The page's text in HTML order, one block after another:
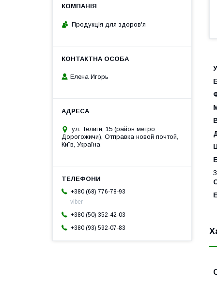
Продукція для здоров'я
Елена Игорь
ул. Телиги, 15 (район метро
Дорогожичи), Отправка новой почтой,
Київ, Україна
+380 (68) 776-78-93
viber
+380 (50) 352-42-03
+380 (93) 592-07-83